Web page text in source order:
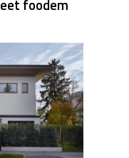
foodem